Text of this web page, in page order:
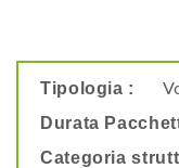
Tipologia :
Durata
Categoria